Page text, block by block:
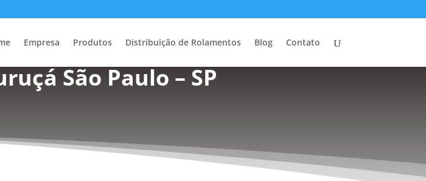
Empresa Produtos Distribuição de Rolamentos Blog Contato
São Paulo – SP